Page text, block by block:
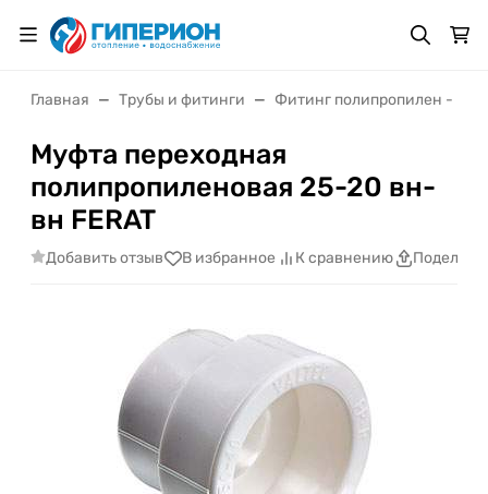
Главная Трубы и фитинги Фитинг полипропилен -
Муфта переходная
полипропиленовая 25-20 вн-
вн FERAT
Добавить отзыв В избранное К сравнению